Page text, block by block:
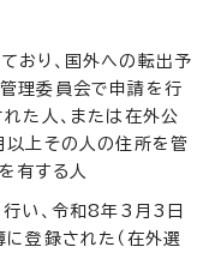
おり、国外への転出予
理委員会で申請を行
た人、または在外公
以上その人の住所を管
有する人
い、令和8年3月3日
登録された（在外選